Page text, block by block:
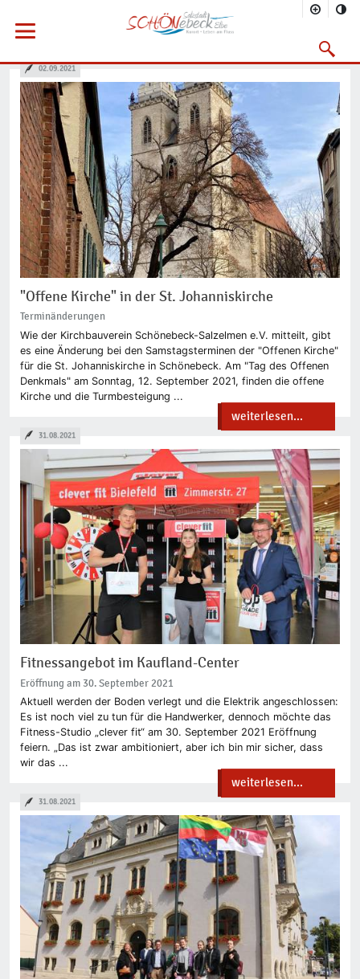
Menü öffnen
Vorheriges Bild
Sie befinden sich hier Startseite
Rathaus
Aktuelles 2021
"Offene Kirche" in der St. Johanniskirche
Terminänderungen
Wie der Kirchbauverein Schönebeck-Salzelmen e.V. mitteilt, gibt
es eine Änderung bei den Samstagsterminen der "Offenen Kirche"
für die St. Johanniskirche in Schönebeck. Am "Tag des Offenen
Denkmals" am Sonntag, 12. September 2021, finden die offene
Kirche und die Turmbesteigung ...
weiterlesen...
02.09.2021
Fitnessangebot im Kaufland-Center
Eröffnung am 30. September 2021
Aktuell werden der Boden verlegt und die Elektrik angeschlossen:
Es ist noch viel zu tun für die Handwerker, dennoch möchte das
Fitness-Studio „clever fit“ am 30. September 2021 Eröffnung
feiern. „Das ist zwar ambitioniert, aber ich bin mir sicher, dass
wir das ...
weiterlesen...
31.08.2021
31.08.2021